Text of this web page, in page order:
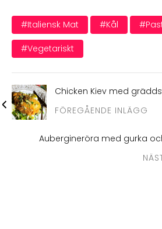
#italiensk Mat #kål
#vegetariskt
Chicken Kiev med
FÖREGÅENDE INLÄGG
Aubergineröra med gurka